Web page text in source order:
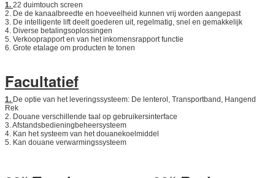
1. 22 duimtouch screen
2. De de kanaalbreedte en hoeveelheid kunnen vrij worden aangepast
3. De intelligente lift deelt goederen uit, regelmatig, snel en gemakkelijk
4. Diverse betalingsoplossingen
5. Verkooprapport en van het inkomensrapport functie
6. Grote etalage om producten te tonen
Facultatief
1. De optie van het leveringssysteem: De lenterol, Transportband, Hangend
Rek
2. Douane verschillende taal op gebruikersinterface
3. Afstandsbedieningbeheersysteem
4. Kan het systeem van het douanekoelmiddel
5. Kan douane verwarmingssysteem